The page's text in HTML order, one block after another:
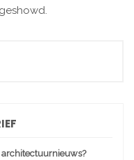
architectuurnieuws?